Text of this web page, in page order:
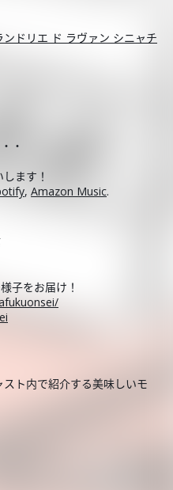
ンドリエ ド ラヴァン シニャチ
・
ます！
, Amazon Music.
子をお届け！
ト内で紹介する美味しいモ